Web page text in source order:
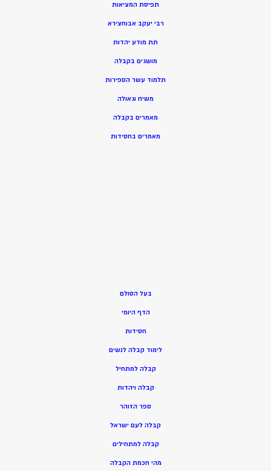
תפיסת המציאות
רבי יעקב אבוחצירא
תת מודע יהדות
מושגים בקבלה
תלמוד עשר הספירות
משיח וגאולה
מאמרים בקבלה
מאמרים בחסידות
בעל הסולם
הדף היומי
חסידות
לימוד קבלה לנשים
קבלה למתחיל
קבלה ויהדות
ספר הזוהר
קבלה לעם ישראל
קבלה למתחילים
מהי חכמת הקבלה